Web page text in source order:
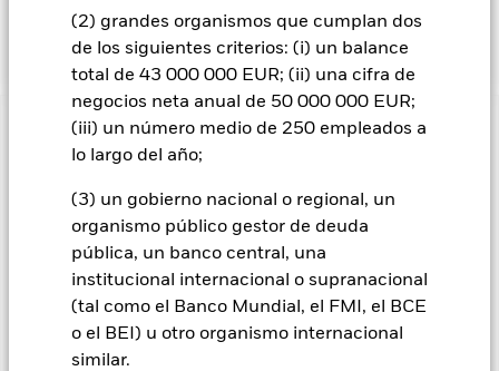
(2) grandes organismos que cumplan dos
de los siguientes criterios: (i) un balance
total de 43 000 000 EUR; (ii) una cifra de
negocios neta anual de 50 000 000 EUR;
(iii) un número medio de 250 empleados a
lo largo del año;
(3) un gobierno nacional o regional, un
organismo público gestor de deuda
pública, un banco central, una
institucional internacional o supranacional
(tal como el Banco Mundial, el FMI, el BCE
o el BEI) u otro organismo internacional
similar.
BlackRock: https://www.blackrock.com/baselinescreens.
INFORMACIÓN IMPORTANTE: Capital en Riesgo.El valor
de las inversiones y los ingresos derivados de ellas pueden
inversores no recuperen la cantidad invertida originalmente.
Los cambios en los tipos de interés, el riesgo de crédito y/o los
incumplimientos de los emisores tendrán un impacto
significativo en el comportamiento de los títulos de renta fija.
Los valores calificados por debajo de la “categoría de
Inversión” pueden ser más sensibles a estos riesgos que los
valores de renta fija con mejor calificación. Las rebajas de la